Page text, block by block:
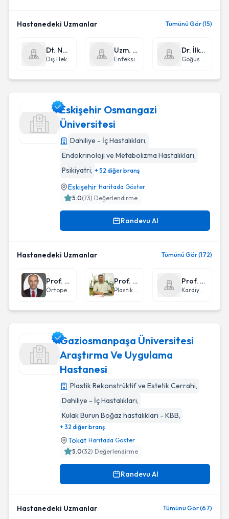
Hastanedeki Uzmanlar Tümünü Gör (15)
Dt. Namık Kemal Çetin
Diş Hekimi
Uzm. Dr. Pelin Gençer Oruç
Enfeksiyon Hastalıkları ve Klinik Mikrobiyoloji
Dr. İlknur Hakerler
Göğüs Hastalıkları
Eskişehir Osmangazi
Üniversitesi
Dahiliye - İç Hastalıkları,
Endokrinoloji ve Metabolizma Hastalıkları,
Psikiyatri, + 52 diğer branş
Eskişehir Haritada Göster
5.0(73) Değerlendirme
Randevu Al
Hastanedeki Uzmanlar Tümünü Gör (172)
Prof. Dr. Ulukan İnan
Ortopedi ve Travmatoloji
Prof. Dr. Yakup Karabağlı
Plastik Rekonstrüktif ve Estetik Cerrahi
Prof. Dr. Kadir Uğur Mert
Kardiyoloji
Gaziosmanpaşa Üniversitesi
Araştırma Ve Uygulama
Hastanesi
Plastik Rekonstrüktif ve Estetik Cerrahi,
Dahiliye - İç Hastalıkları,
Kulak Burun Boğaz hastalıkları - KBB,
+ 32 diğer branş
Tokat Haritada Göster
5.0(32) Değerlendirme
Randevu Al
Hastanedeki Uzmanlar Tümünü Gör (67)